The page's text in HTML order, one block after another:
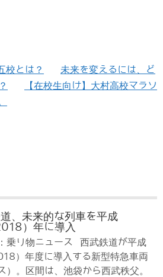
校とは？
未来を変えるには、ど
【在校生向け】大村高校マラソ
、未来的な列車を平成
）年に導入
乗り物ニュース 西武鉄道が平成
）年度に導入する新型特急車両
）。区間は、池袋から西武秩父。